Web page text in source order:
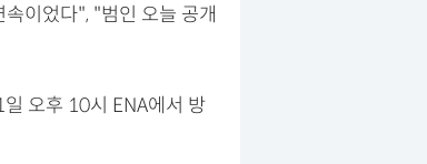
이었다", "범인 오늘 공개
일 오후 10시 ENA에서 방